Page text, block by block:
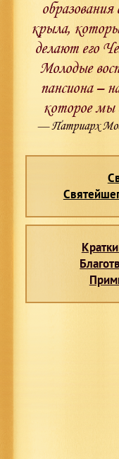
крыла,
делают его
Молодые
пансиона –
которое
— Патриарх